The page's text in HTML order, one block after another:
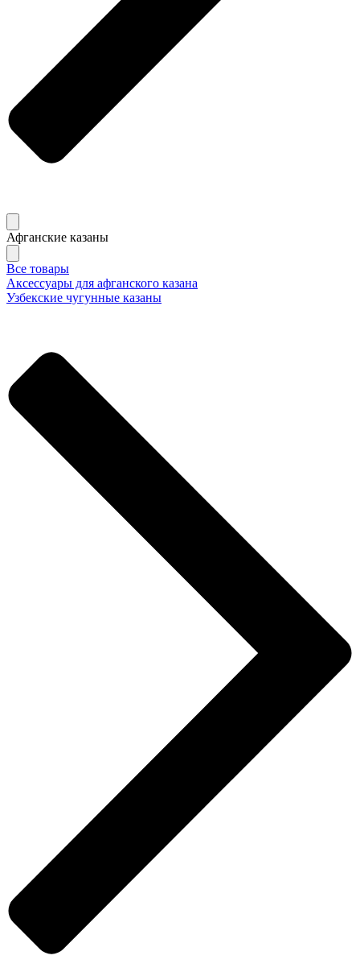
Афганские казаны
Все товары
Аксессуары для афганского казана
Узбекские чугунные казаны